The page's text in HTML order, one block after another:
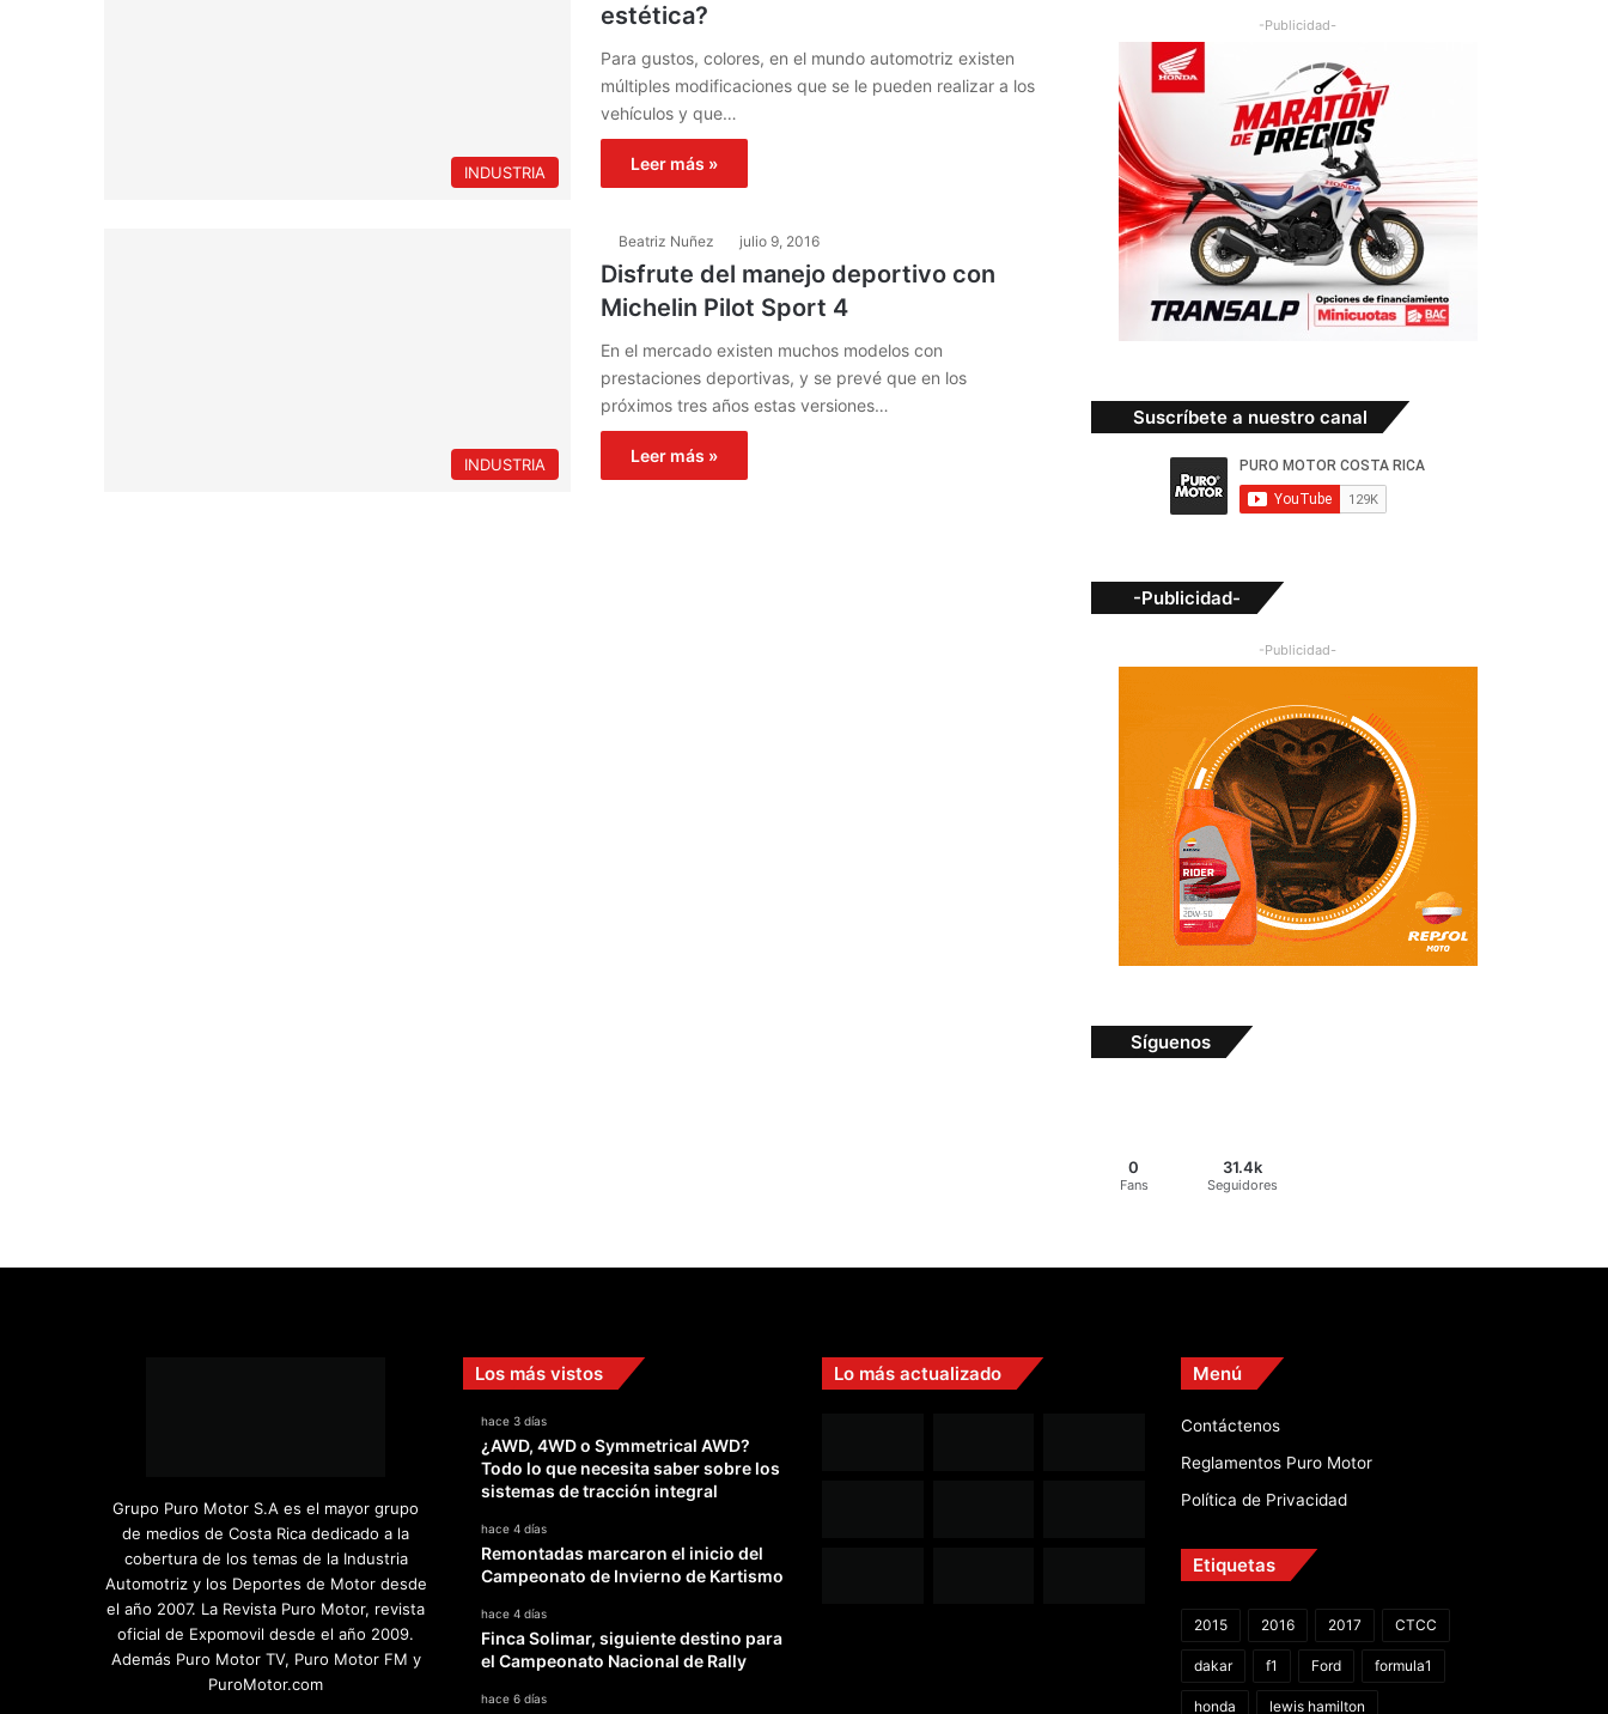
INDUSTRIA
estética?
Para gustos, colores, en el mundo automotriz existen
múltiples modificaciones que se le pueden realizar a los
vehículos y que…
Leer más »
INDUSTRIA
Beatriz Nuñez julio 9, 2016
Disfrute del manejo deportivo con
Michelin Pilot Sport 4
En el mercado existen muchos modelos con
prestaciones deportivas, y se prevé que en los
próximos tres años estas versiones…
Leer más »
-Publicidad-
Suscríbete a nuestro canal
-Publicidad-
-Publicidad-
Síguenos
0
Fans
31.4k
Seguidores
Grupo Puro Motor S.A es el mayor grupo
de medios de Costa Rica dedicado a la
cobertura de los temas de la Industria
Automotriz y los Deportes de Motor desde
el año 2007. La Revista Puro Motor, revista
oficial de Expomovil desde el año 2009.
Además Puro Motor TV, Puro Motor FM y
PuroMotor.com
Los más vistos
hace 3 días
¿AWD, 4WD o Symmetrical AWD?
Todo lo que necesita saber sobre los
sistemas de tracción integral
hace 4 días
Remontadas marcaron el inicio del
Campeonato de Invierno de Kartismo
hace 4 días
Finca Solimar, siguiente destino para
el Campeonato Nacional de Rally
hace 6 días
Lo más actualizado Menú
Contáctenos
Reglamentos Puro Motor
Política de Privacidad
Etiquetas
2015 2016 2017 CTCC
dakar f1 Ford formula1
honda lewis hamilton